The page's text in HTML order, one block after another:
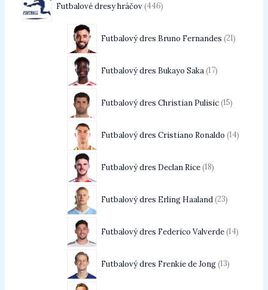
Futbalové dresy hráčov 446
Futbalový dres Bruno Fernandes 21
Futbalový dres Bukayo Saka 17
Futbalový dres Christian Pulisic 15
Futbalový dres Cristiano Ronaldo 14
Futbalový dres Declan Rice 18
Futbalový dres Erling Haaland 23
Futbalový dres Federico Valverde 14
Futbalový dres Frenkie de Jong 13